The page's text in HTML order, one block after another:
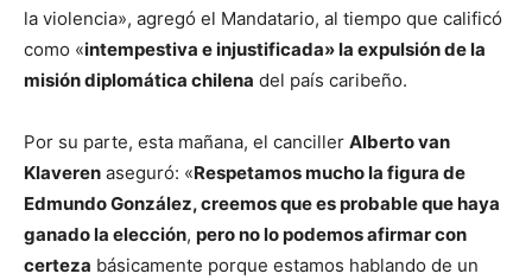
la violencia», agregó el Mandatario, al tiempo que calificó
como «intempestiva e injustificada» la expulsión de la
misión diplomática chilena del país caribeño.
Por su parte, esta mañana, el canciller Alberto van
Klaveren aseguró: «Respetamos mucho la figura de
Edmundo González, creemos que es probable que haya
ganado la elección, pero no lo podemos afirmar con
certeza básicamente porque estamos hablando de un